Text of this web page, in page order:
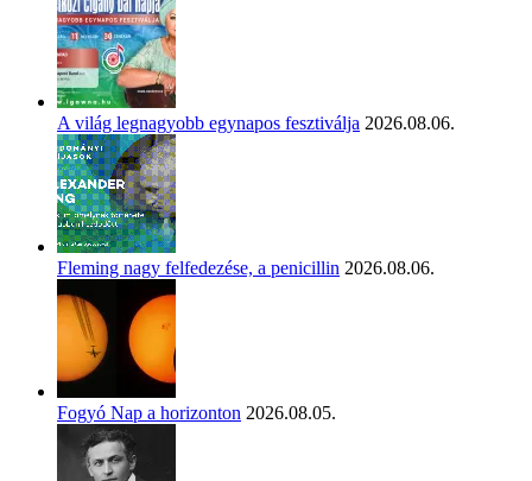
A világ legnagyobb egynapos fesztiválja 2026.08.06.
Fleming nagy felfedezése, a penicillin 2026.08.06.
Fogyó Nap a horizonton 2026.08.05.